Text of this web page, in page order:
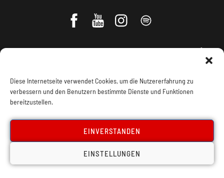
Diese Internetseite verwendet Cookies, um die Nutzererfahrung zu
verbessern und den Benutzern bestimmte Dienste und Funktionen
bereitzustellen.
EINVERSTANDEN
EINSTELLUNGEN
Datenschutz Kontakt